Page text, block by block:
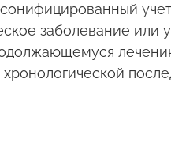
заболевание или